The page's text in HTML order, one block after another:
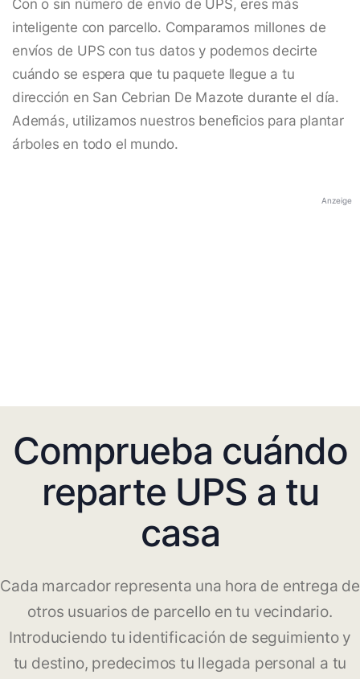
Con o sin número de envío de UPS, eres más
inteligente con parcello. Comparamos millones de
envíos de UPS con tus datos y podemos decirte
cuándo se espera que tu paquete llegue a tu
dirección en San Cebrian De Mazote durante el día.
Además, utilizamos nuestros beneficios para plantar
árboles en todo el mundo.
Anzeige
Comprueba cuándo
reparte UPS a tu
casa
Cada marcador representa una hora de entrega de
otros usuarios de parcello en tu vecindario.
Introduciendo tu identificación de seguimiento y
tu destino, predecimos tu llegada personal a tu